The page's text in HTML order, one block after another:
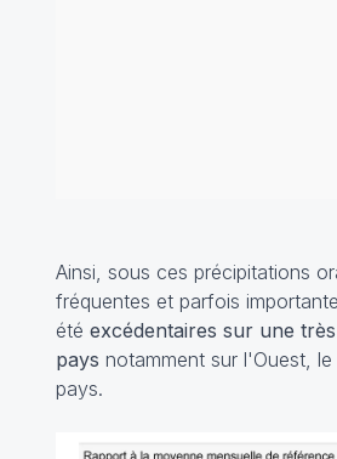
Ainsi, sous ces précipitations
fréquentes et parfois
été excédentaires sur une
pays notamment sur l'Ouest,
pays.